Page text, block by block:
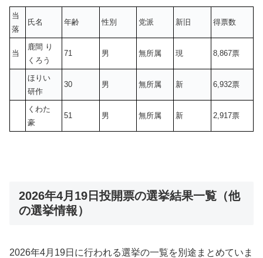
当
落
氏名 年齢 性別 党派 新旧 得票数
当
鹿間 り
くろう
71 男 無所属 現 8,867票
ほりい
研作
30 男 無所属 新 6,932票
くわた
豪
51 男 無所属 新 2,917票
2026年4月19日投開票の選挙結果一覧（他
の選挙情報）
2026年4月19日に行われる選挙の一覧を別途まとめていま